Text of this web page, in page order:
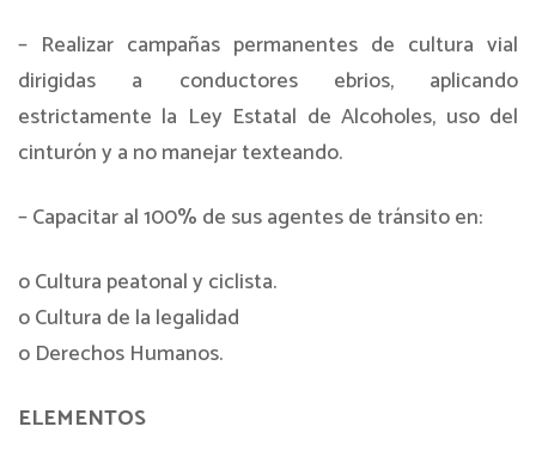
– Realizar campañas permanentes de cultura vial
dirigidas a conductores ebrios, aplicando
estrictamente la Ley Estatal de Alcoholes, uso del
cinturón y a no manejar texteando.
– Capacitar al 100% de sus agentes de tránsito en:
o Cultura peatonal y ciclista.
o Cultura de la legalidad
o Derechos Humanos.
ELEMENTOS